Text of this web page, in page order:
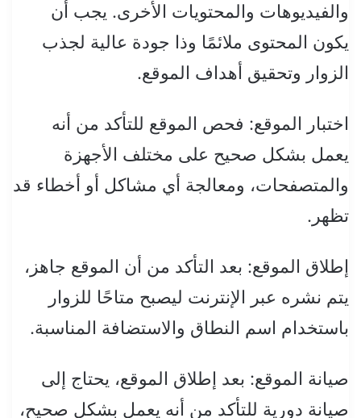
والفيديوهات والمحتويات الأخرى. يجب أن
يكون المحتوى ملائمًا وذا جودة عالية لجذب
الزوار وتحقيق أهداف الموقع.
اختبار الموقع: فحص الموقع للتأكد من أنه
يعمل بشكل صحيح على مختلف الأجهزة
والمتصفحات، ومعالجة أي مشاكل أو أخطاء قد
تظهر.
إطلاق الموقع: بعد التأكد من أن الموقع جاهز،
يتم نشره عبر الإنترنت ليصبح متاحًا للزوار
باستخدام اسم النطاق والاستضافة المناسبة.
صيانة الموقع: بعد إطلاق الموقع، يحتاج إلى
صيانة دورية للتأكد من أنه يعمل بشكل صحيح،